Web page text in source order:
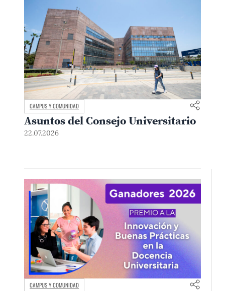
CAMPUS Y COMUNIDAD
Asuntos del Consejo Universitario
22.07.2026
CAMPUS Y COMUNIDAD